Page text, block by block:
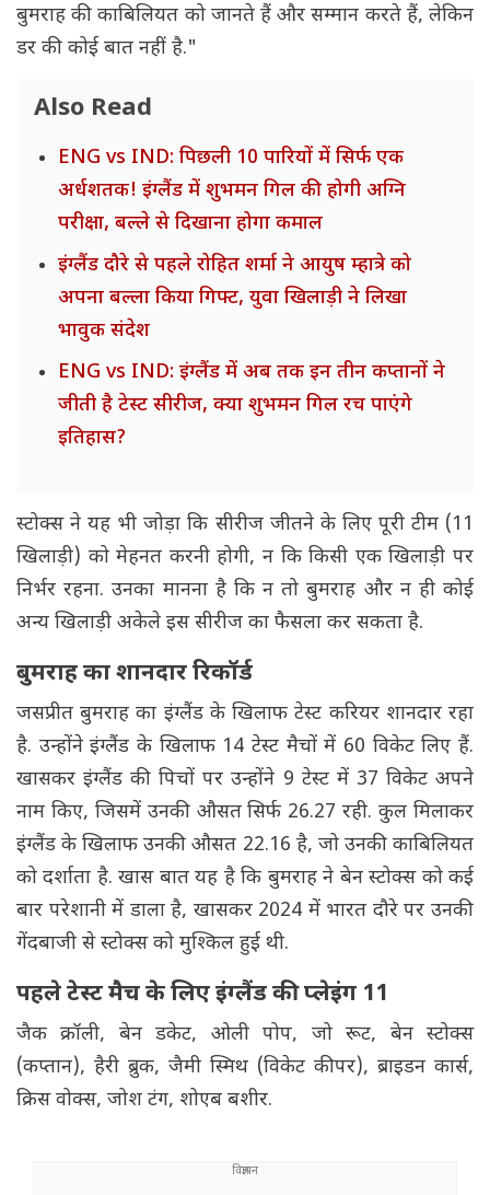
बुमराह की काबिलियत को जानते हैं और सम्मान करते हैं, लेकिन
डर की कोई बात नहीं है."
Also Read
ENG vs IND: पिछली 10 पारियों में सिर्फ एक
अर्धशतक! इंग्लैंड में शुभमन गिल की होगी अग्नि
परीक्षा, बल्ले से दिखाना होगा कमाल
इंग्लैंड दौरे से पहले रोहित शर्मा ने आयुष म्हात्रे को
अपना बल्ला किया गिफ्ट, युवा खिलाड़ी ने लिखा
भावुक संदेश
ENG vs IND: इंग्लैंड में अब तक इन तीन कप्तानों ने
जीती है टेस्ट सीरीज, क्या शुभमन गिल रच पाएंगे
इतिहास?
स्टोक्स ने यह भी जोड़ा कि सीरीज जीतने के लिए पूरी टीम (11
खिलाड़ी) को मेहनत करनी होगी, न कि किसी एक खिलाड़ी पर
निर्भर रहना. उनका मानना है कि न तो बुमराह और न ही कोई
अन्य खिलाड़ी अकेले इस सीरीज का फैसला कर सकता है.
बुमराह का शानदार रिकॉर्ड
जसप्रीत बुमराह का इंग्लैंड के खिलाफ टेस्ट करियर शानदार रहा
है. उन्होंने इंग्लैंड के खिलाफ 14 टेस्ट मैचों में 60 विकेट लिए हैं.
खासकर इंग्लैंड की पिचों पर उन्होंने 9 टेस्ट में 37 विकेट अपने
नाम किए, जिसमें उनकी औसत सिर्फ 26.27 रही. कुल मिलाकर
इंग्लैंड के खिलाफ उनकी औसत 22.16 है, जो उनकी काबिलियत
को दर्शाता है. खास बात यह है कि बुमराह ने बेन स्टोक्स को कई
बार परेशानी में डाला है, खासकर 2024 में भारत दौरे पर उनकी
गेंदबाजी से स्टोक्स को मुश्किल हुई थी.
पहले टेस्ट मैच के लिए इंग्लैंड की प्लेइंग 11
जैक क्रॉली, बेन डकेट, ओली पोप, जो रूट, बेन स्टोक्स
(कप्तान), हैरी ब्रुक, जैमी स्मिथ (विकेट कीपर), ब्राइडन कार्स,
क्रिस वोक्स, जोश टंग, शोएब बशीर.